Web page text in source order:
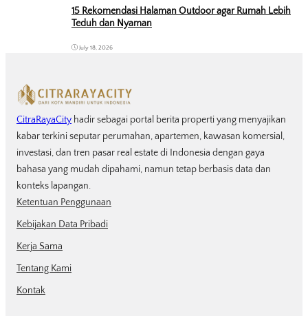
15 Rekomendasi Halaman Outdoor agar Rumah Lebih
Teduh dan Nyaman
July 18, 2026
CitraRayaCity hadir sebagai portal berita properti yang menyajikan
kabar terkini seputar perumahan, apartemen, kawasan komersial,
investasi, dan tren pasar real estate di Indonesia dengan gaya
bahasa yang mudah dipahami, namun tetap berbasis data dan
konteks lapangan.
Ketentuan Penggunaan
Kebijakan Data Pribadi
Kerja Sama
Tentang Kami
Kontak